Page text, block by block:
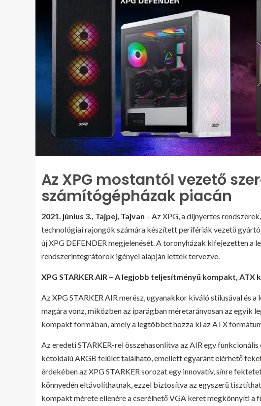
Az XPG mostantól vezető
számítógépházak piacán
2021. június 3., Tajpej, Tajvan – Az XPG, a díjnyertes
technológiai rajongók számára készített perifériák vezető
új XPG DEFENDER megjelenését. A toronyházak kifejezetten a
rendszerintegrátorok igényei alapján lettek tervezve.
XPG STARKER AIR – A legjobb teljesítményű kompakt,
Az XPG STARKER AIR merész, ugyanakkor kiváló stílusával és
magára vonz, miközben az iparágban méretarányosan az
kompakt formában, amely a legtöbbet hozza ki az ATX
Az eredeti STARKER-rel összehasonlítva az AIR egy
kétoldalú ARGB felület található, emellett egyaránt elérhető
érdekében az XPG STARKER sorozat egy innovatív, sínre
könnyedén eltávolíthatnak, ezzel biztosítva az egyszerű
kompakt mérete ellenére a cserélhető VGA keret megkönnyíti